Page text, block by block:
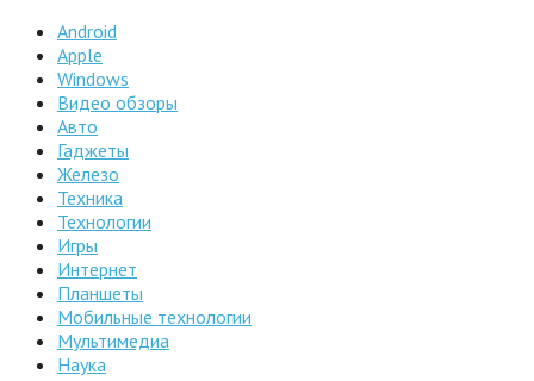
Android
Apple
Windows
Видео обзоры
Авто
Гаджеты
Железо
Техника
Технологии
Игры
Интернет
Планшеты
Мобильные технологии
Мультимедиа
Наука